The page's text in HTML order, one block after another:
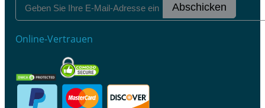
Abschicken
Online-Vertrauen